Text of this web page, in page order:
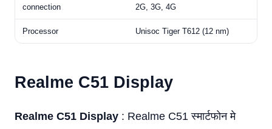
connection 2G, 3G, 4G
Processor Unisoc Tiger T612 (12 nm)
Realme C51 Display
Realme C51 Display : Realme C51 स्मार्टफोन मे